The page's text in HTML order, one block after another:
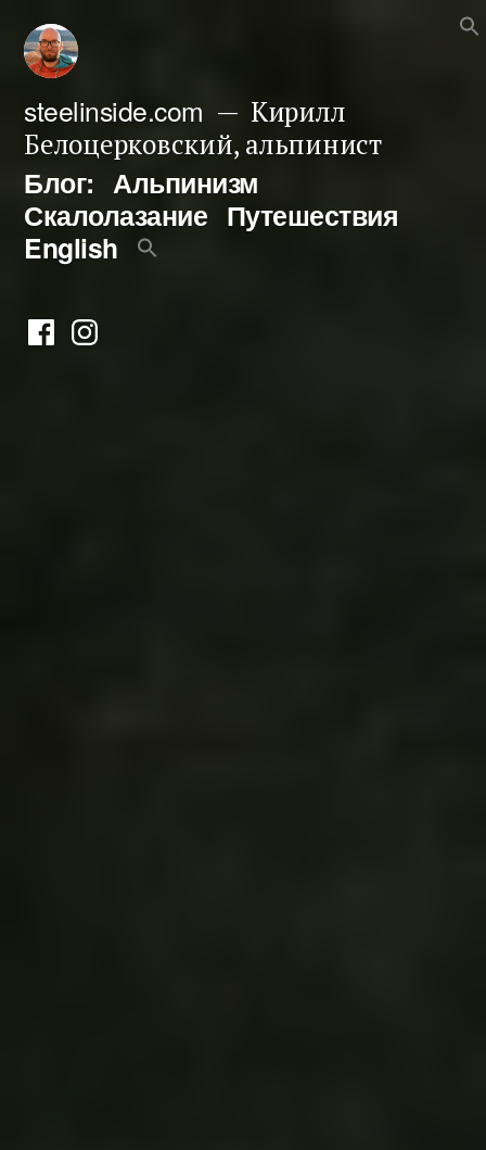
Перейти
содержимому
steelinside.com
Кирилл
Белоцерковский, альпинист
Блог: Альпинизм
Скалолазание Путешествия
English
ФейсбукИнстаграм